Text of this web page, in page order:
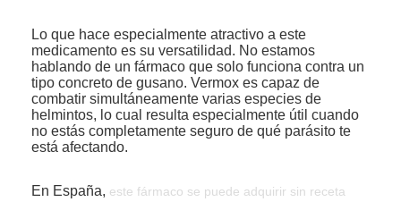
Lo que hace especialmente atractivo a este
medicamento es su versatilidad. No estamos
hablando de un fármaco que solo funciona contra un
tipo concreto de gusano. Vermox es capaz de
combatir simultáneamente varias especies de
helmintos, lo cual resulta especialmente útil cuando
no estás completamente seguro de qué parásito te
está afectando.
En España, este fármaco se puede adquirir sin receta